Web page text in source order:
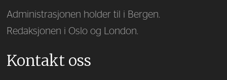
Administrasjonen holder til i Bergen.
Redaksjonen i Oslo og London.
Kontakt oss